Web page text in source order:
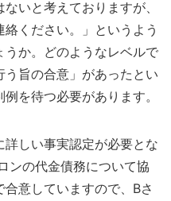
いと考えておりますが、
ください。」というよう
か。どのようなレベルで
旨の合意」があったとい
を待つ必要があります。
しい事実認定が必要とな
ンの代金債務について協
意していますので、Bさ